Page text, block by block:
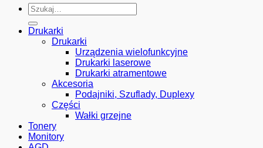
Szukaj:
Drukarki
Drukarki
Urządzenia wielofunkcyjne
Drukarki laserowe
Drukarki atramentowe
Akcesoria
Podajniki, Szuflady, Duplexy
Części
Wałki grzejne
Tonery
Monitory